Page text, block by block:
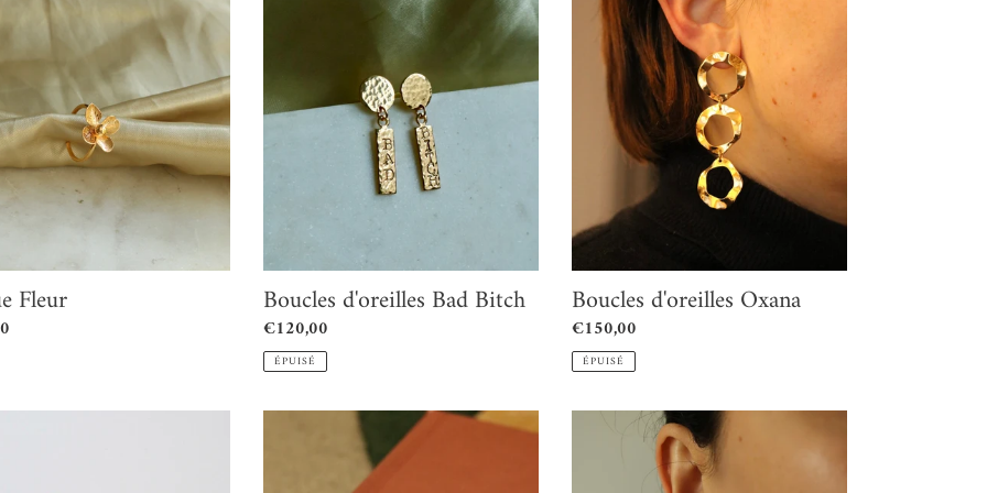
Fleur
Bitch
Boucles d'oreilles Bad Bitch
Prix
normal
€120,00
ÉPUISÉ
Boucles
d'oreilles
Oxana
Boucles d'oreilles Oxana
Prix
normal
€150,00
ÉPUISÉ